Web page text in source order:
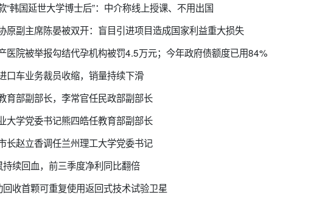
“韩国延世大学博士后”：中介称线上授课、不用出国
原副主席陈晏被双开：盲目引进项目造成国家利益重大损失
医院被举报勾结代孕机构被罚4.5万元；今年政府债额度已用84%
口车业务裁员收缩，销量持续下滑
育部副部长，李常官任民政部副部长
大学党委书记熊四皓任教育部副部长
长赵立香调任兰州理工大学党委书记
续回血，前三季度净利同比翻倍
收首颗可重复使用返回式技术试验卫星